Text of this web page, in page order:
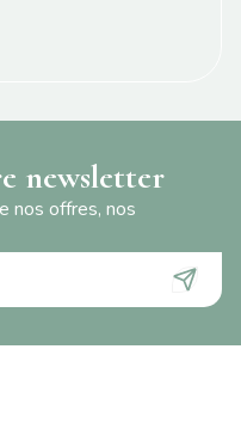
newsletter
nos offres, nos